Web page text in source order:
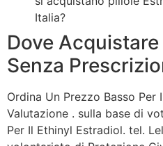
Italia?
Dove
Senza
Ordina Un Prezzo Basso Per
Valutazione . sulla base di
Per Il Ethinyl Estradiol. tel.